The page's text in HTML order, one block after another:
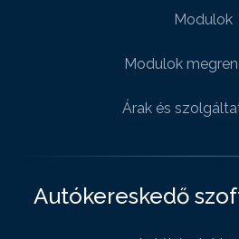
Modulok
Modulok
Árak és
Autókereskedő